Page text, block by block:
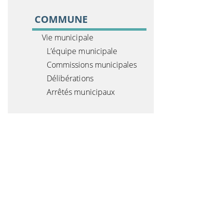
COMMUNE
Vie municipale
L’équipe municipale
Commissions municipales
Délibérations
Arrêtés municipaux